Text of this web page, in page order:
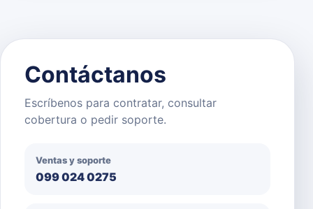
Contáctanos
Escríbenos para contratar, consultar
cobertura o pedir soporte.
Ventas y soporte
099 024 0275